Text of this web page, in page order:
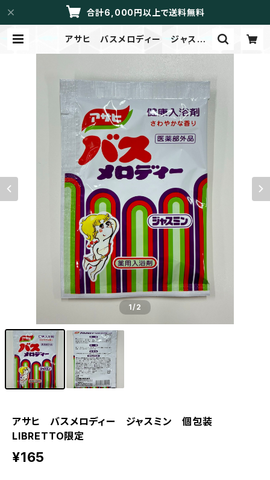
合計6,000円以上で送料無料
アサヒ バスメロディー ジャスミ
RETTO/メイドイントーカイ
1/2
アサヒ バスメロディー ジャスミン 個包装
LIBRETTO限定
¥165